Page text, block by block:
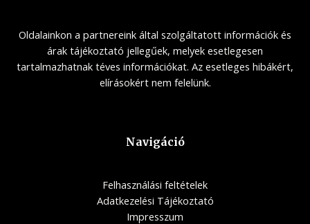
Oldalainkon a partnereink által szolgáltatott információk és
árak tájékoztató jellegűek, melyek esetlegesen
tartalmazhatnak téves információkat. Az esetleges hibákért,
elírásokért nem felelünk.
Navigáció
Felhasználási feltételek
Adatkezelési Tájékoztató
Impresszum